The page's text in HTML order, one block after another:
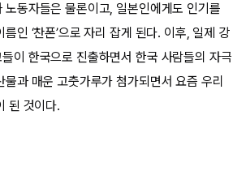
노동자들은 물론이고, 일본인에게도 인기를
인 ‘찬폰’으로 자리 잡게 된다. 이후, 일제 강
이 한국으로 진출하면서 한국 사람들의 자극
과 매운 고춧가루가 첨가되면서 요즘 우리
된 것이다.